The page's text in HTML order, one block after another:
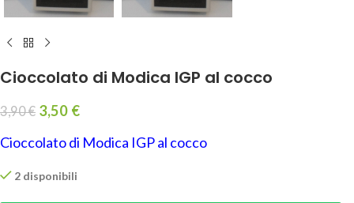
Cioccolato di Modica IGP al cocco
3,90€ 3,50 €
Cioccolato di Modica IGP al cocco
2 disponibili